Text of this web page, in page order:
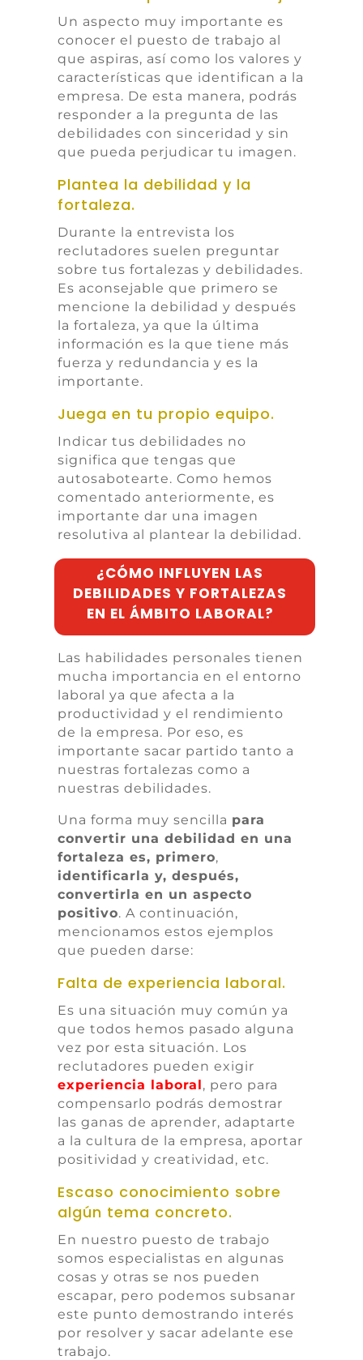
Un aspecto muy importante es
conocer el puesto de trabajo al
que aspiras, así como los valores y
características que identifican a la
empresa. De esta manera, podrás
responder a la pregunta de las
debilidades con sinceridad y sin
que pueda perjudicar tu imagen.
Plantea la debilidad y la
fortaleza.
Durante la entrevista los
reclutadores suelen preguntar
sobre tus fortalezas y debilidades.
Es aconsejable que primero se
mencione la debilidad y después
la fortaleza, ya que la última
información es la que tiene más
fuerza y redundancia y es la
importante.
Juega en tu propio equipo.
Indicar tus debilidades no
significa que tengas que
autosabotearte. Como hemos
comentado anteriormente, es
importante dar una imagen
resolutiva al plantear la debilidad.
¿CÓMO INFLUYEN LAS
DEBILIDADES Y FORTALEZAS
EN EL ÁMBITO LABORAL?
Las habilidades personales tienen
mucha importancia en el entorno
laboral ya que afecta a la
productividad y el rendimiento
de la empresa. Por eso, es
importante sacar partido tanto a
nuestras fortalezas como a
nuestras debilidades.
Una forma muy sencilla para
convertir una debilidad en una
fortaleza es, primero,
identificarla y, después,
convertirla en un aspecto
positivo. A continuación,
mencionamos estos ejemplos
que pueden darse:
Falta de experiencia laboral.
Es una situación muy común ya
que todos hemos pasado alguna
vez por esta situación. Los
reclutadores pueden exigir
experiencia laboral, pero para
compensarlo podrás demostrar
las ganas de aprender, adaptarte
a la cultura de la empresa, aportar
positividad y creatividad, etc.
Escaso conocimiento sobre
algún tema concreto.
En nuestro puesto de trabajo
somos especialistas en algunas
cosas y otras se nos pueden
escapar, pero podemos subsanar
este punto demostrando interés
por resolver y sacar adelante ese
trabajo.